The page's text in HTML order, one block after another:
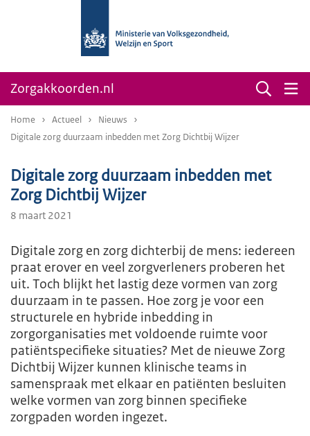
Zorgakkoorden.nl
Home Actueel
Nieuws
Digitale zorg duurzaam inbedden met Zorg Dichtbij Wijzer
Digitale zorg duurzaam inbedden met
Zorg Dichtbij Wijzer
8 maart 2021
Digitale zorg en zorg dichterbij de mens: iedereen
praat erover en veel zorgverleners proberen het
uit. Toch blijkt het lastig deze vormen van zorg
duurzaam in te passen. Hoe zorg je voor een
structurele en hybride inbedding in
zorgorganisaties met voldoende ruimte voor
patiëntspecifieke situaties? Met de nieuwe Zorg
Dichtbij Wijzer kunnen klinische teams in
samenspraak met elkaar en patiënten besluiten
welke vormen van zorg binnen specifieke
zorgpaden worden ingezet.